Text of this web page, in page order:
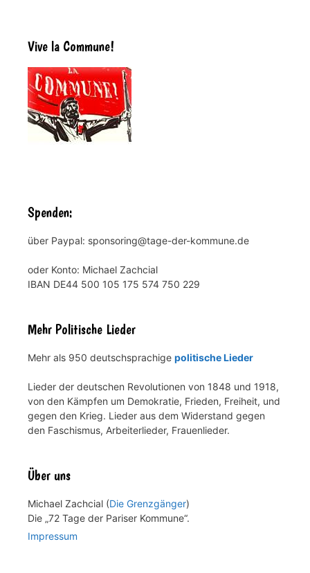
Vive la Commune!
Spenden:
über Paypal: sponsoring@tage-der-kommune.de
oder Konto: Michael Zachcial
IBAN DE44 500 105 175 574 750 229
Mehr Politische Lieder
Mehr als 950 deutschsprachige politische Lieder
Lieder der deutschen Revolutionen von 1848 und 1918,
von den Kämpfen um Demokratie, Frieden, Freiheit, und
gegen den Krieg. Lieder aus dem Widerstand gegen
den Faschismus, Arbeiterlieder, Frauenlieder.
Über uns
Michael Zachcial (Die Grenzgänger)
Die „72 Tage der Pariser Kommune“.
Impressum